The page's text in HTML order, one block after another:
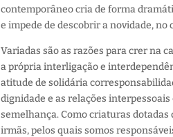
contemporâneo cria de forma
e impede de descobrir a novidade, no
Variadas são as razões para crer na
a própria interligação e
atitude de solidária
dignidade e as relações
semelhança. Como criaturas
irmãs, pelos quais somos